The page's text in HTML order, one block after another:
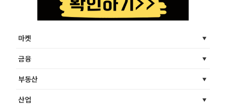
마켓
금융
부동산
산업